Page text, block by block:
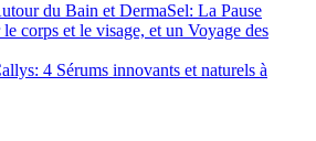
du Bain et DermaSel: La Pause
corps et le visage, et un Voyage des
4 Sérums innovants et naturels à